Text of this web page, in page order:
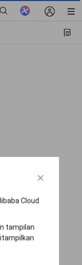
Cloud
tampilan